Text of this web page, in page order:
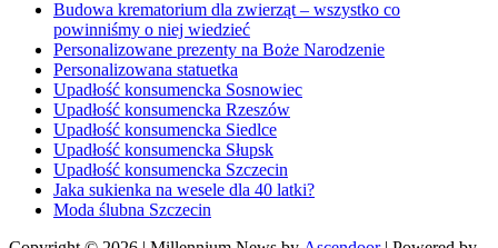
Budowa krematorium dla zwierząt – wszystko co
powinniśmy o niej wiedzieć
Personalizowane prezenty na Boże Narodzenie
Personalizowana statuetka
Upadłość konsumencka Sosnowiec
Upadłość konsumencka Rzeszów
Upadłość konsumencka Siedlce
Upadłość konsumencka Słupsk
Upadłość konsumencka Szczecin
Jaka sukienka na wesele dla 40 latki?
Moda ślubna Szczecin